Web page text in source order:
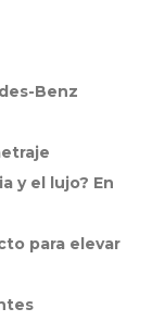
Benz
y el lujo? En
para elevar